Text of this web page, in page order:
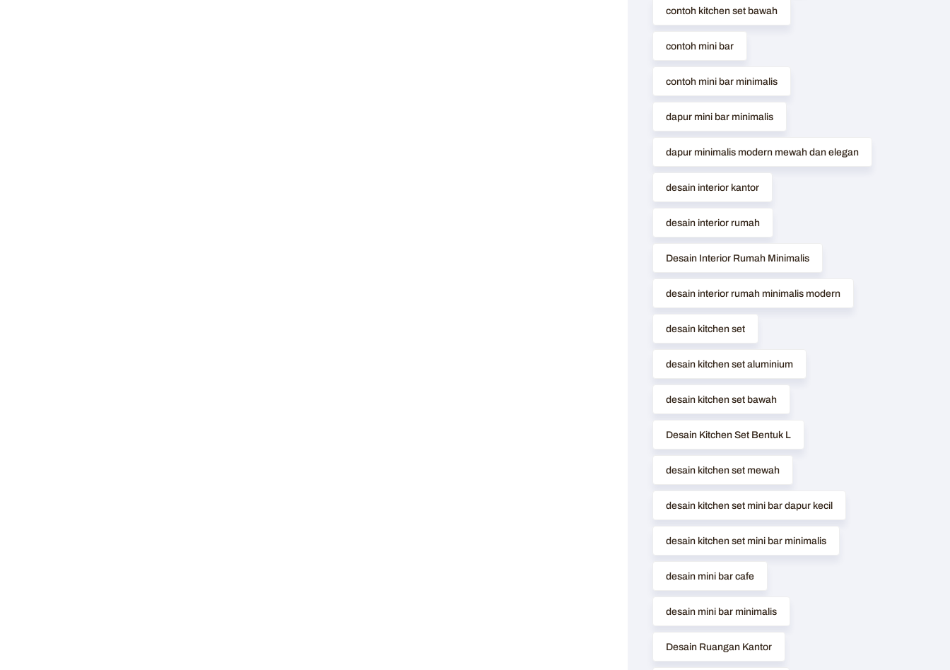
contoh kitchen set bawah
contoh mini bar
contoh mini bar minimalis
dapur mini bar minimalis
dapur minimalis modern mewah dan elegan
desain interior kantor
desain interior rumah
Desain Interior Rumah Minimalis
desain interior rumah minimalis modern
desain kitchen set
desain kitchen set aluminium
desain kitchen set bawah
Desain Kitchen Set Bentuk L
desain kitchen set mewah
desain kitchen set mini bar dapur kecil
desain kitchen set mini bar minimalis
desain mini bar cafe
desain mini bar minimalis
Desain Ruangan Kantor